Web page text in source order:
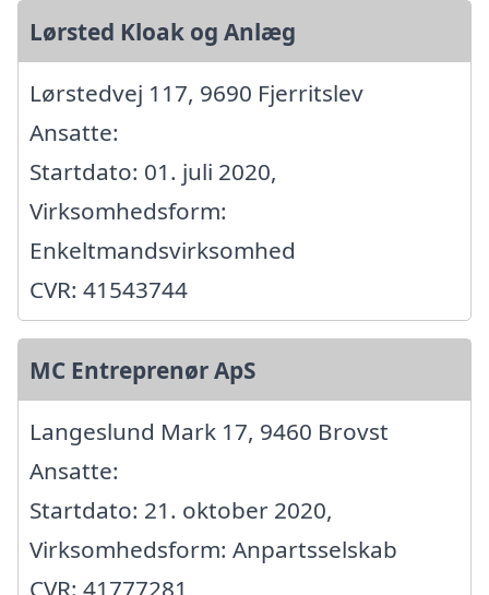
Lørsted Kloak og Anlæg
Lørstedvej 117, 9690 Fjerritslev
Ansatte:
Startdato: 01. juli 2020,
Virksomhedsform:
Enkeltmandsvirksomhed
CVR: 41543744
MC Entreprenør ApS
Langeslund Mark 17, 9460 Brovst
Ansatte:
Startdato: 21. oktober 2020,
Virksomhedsform: Anpartsselskab
CVR: 41777281